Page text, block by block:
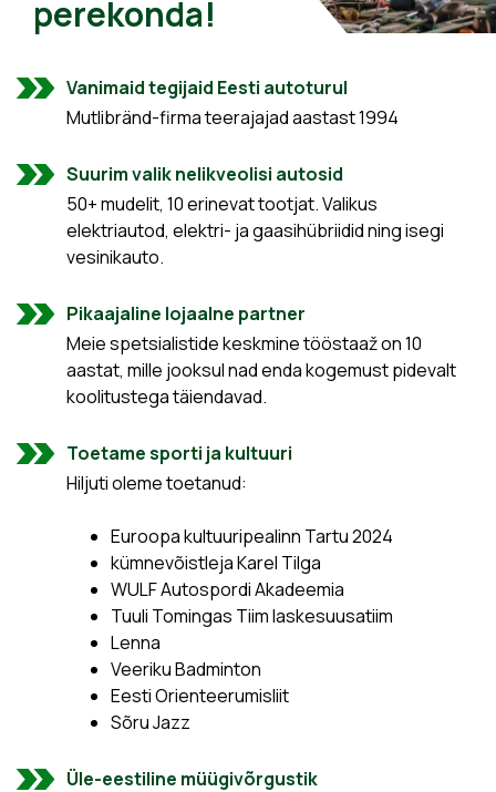
perekonda!
Vanimaid tegijaid Eesti autoturul
Mutlibränd-firma teerajajad aastast 1994
Suurim valik nelikveolisi autosid
50+ mudelit, 10 erinevat tootjat. Valikus
elektriautod, elektri- ja gaasihübriidid ning isegi
vesinikauto.
Pikaajaline lojaalne partner
Meie spetsialistide keskmine tööstaaž on 10
aastat, mille jooksul nad enda kogemust pidevalt
koolitustega täiendavad.
Toetame sporti ja kultuuri
Hiljuti oleme toetanud:
Euroopa kultuuripealinn Tartu 2024
kümnevõistleja Karel Tilga
WULF Autospordi Akadeemia
Tuuli Tomingas Tiim laskesuusatiim
Lenna
Veeriku Badminton
Eesti Orienteerumisliit
Sõru Jazz
Üle-eestiline müügivõrgustik